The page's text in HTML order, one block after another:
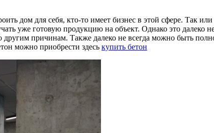
дом для себя, кто-то имеет бизнес в этой сфере. Так
уже готовую продукцию на объект. Однако это далеко
причинам. Также далеко не всегда можно быть
можно приобрести здесь купить бетон